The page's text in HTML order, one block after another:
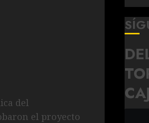
del
el proyecto